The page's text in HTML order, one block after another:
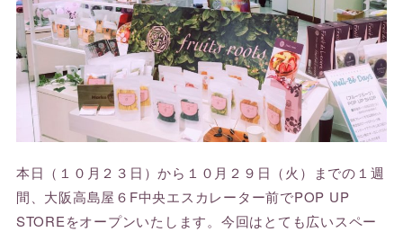
本日（１０月２３日）から１０月２９日（火）までの１週
間、大阪高島屋６F中央エスカレーター前でPOP UP
STOREをオープンいたします。今回はとても広いスペー